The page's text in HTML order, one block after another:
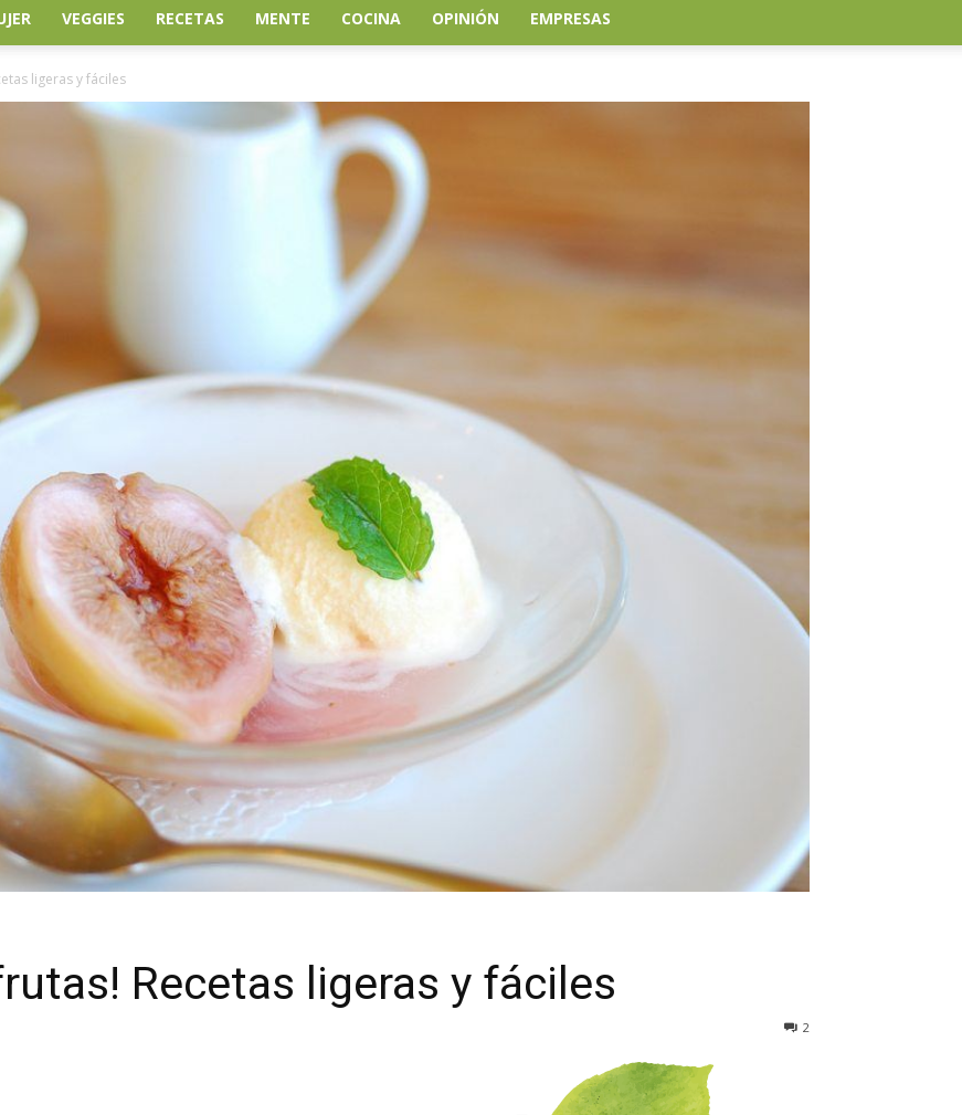
VEGGIES RECETAS MENTE COCINA OPINIÓN EMPRESAS
ligeras y fáciles
Recetas ligeras y fáciles
2